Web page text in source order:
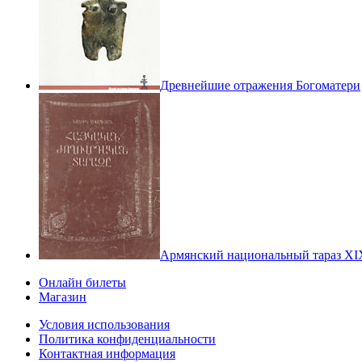
Древнейшие отражения Богоматери
Армянский национальный тараз
Онлайн билеты
Магазин
Условия использования
Политика конфиденциальности
Контактная информация